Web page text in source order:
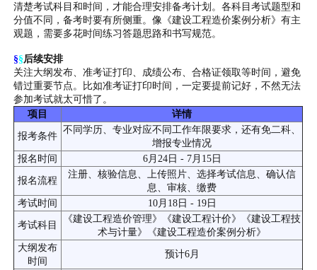
清楚考试科目和时间，才能合理安排备考计划。各科目考试题型和
分值不同，备考时要有所侧重。像《建设工程造价案例分析》有主
观题，需要多花时间练习答题思路和书写规范。
§§后续安排
关注大纲发布、准考证打印、成绩公布、合格证领取等时间，避免
错过重要节点。比如准考证打印时间，一定要提前记好，不然无法
参加考试就太可惜了。
项目
详情
报考条件
不同学历、专业对应不同工作年限要求，还有免二科、
增报专业情况
报名时间
6月24日 - 7月15日
报名流程
注册、核验信息、上传照片、选择考试信息、确认信
息、审核、缴费
考试时间
10月18日 - 19日
考试科目
《建设工程造价管理》《建设工程计价》《建设工程技
术与计量》《建设工程造价案例分析》
大纲发布
时间
预计6月